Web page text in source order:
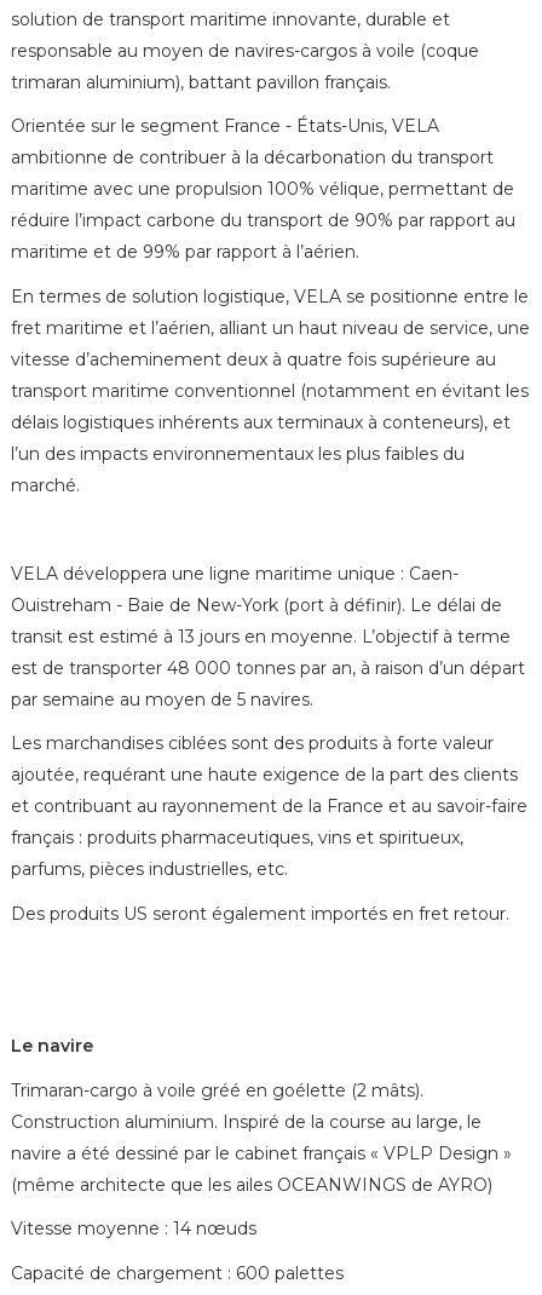
solution de transport maritime innovante, durable et
responsable au moyen de navires-cargos à voile (coque
trimaran aluminium), battant pavillon français.
Orientée sur le segment France - États-Unis, VELA
ambitionne de contribuer à la décarbonation du transport
maritime avec une propulsion 100% vélique, permettant de
réduire l’impact carbone du transport de 90% par rapport au
maritime et de 99% par rapport à l’aérien.
En termes de solution logistique, VELA se positionne entre le
fret maritime et l’aérien, alliant un haut niveau de service, une
vitesse d’acheminement deux à quatre fois supérieure au
transport maritime conventionnel (notamment en évitant les
délais logistiques inhérents aux terminaux à conteneurs), et
l’un des impacts environnementaux les plus faibles du
marché.
VELA développera une ligne maritime unique : Caen-
Ouistreham - Baie de New-York (port à définir). Le délai de
transit est estimé à 13 jours en moyenne. L’objectif à terme
est de transporter 48 000 tonnes par an, à raison d’un départ
par semaine au moyen de 5 navires.
Les marchandises ciblées sont des produits à forte valeur
ajoutée, requérant une haute exigence de la part des clients
et contribuant au rayonnement de la France et au savoir-faire
français : produits pharmaceutiques, vins et spiritueux,
parfums, pièces industrielles, etc.
Des produits US seront également importés en fret retour.
Le navire
Trimaran-cargo à voile gréé en goélette (2 mâts).
Construction aluminium. Inspiré de la course au large, le
navire a été dessiné par le cabinet français « VPLP Design »
(même architecte que les ailes OCEANWINGS de AYRO)
Vitesse moyenne : 14 nœuds
Capacité de chargement : 600 palettes